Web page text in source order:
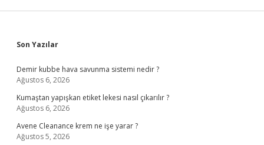
Sidebar
Son Yazılar
Demir kubbe hava savunma sistemi nedir ?
Ağustos 6, 2026
Kumaştan yapışkan etiket lekesi nasıl çıkarılır ?
Ağustos 6, 2026
Avene Cleanance krem ne işe yarar ?
Ağustos 5, 2026